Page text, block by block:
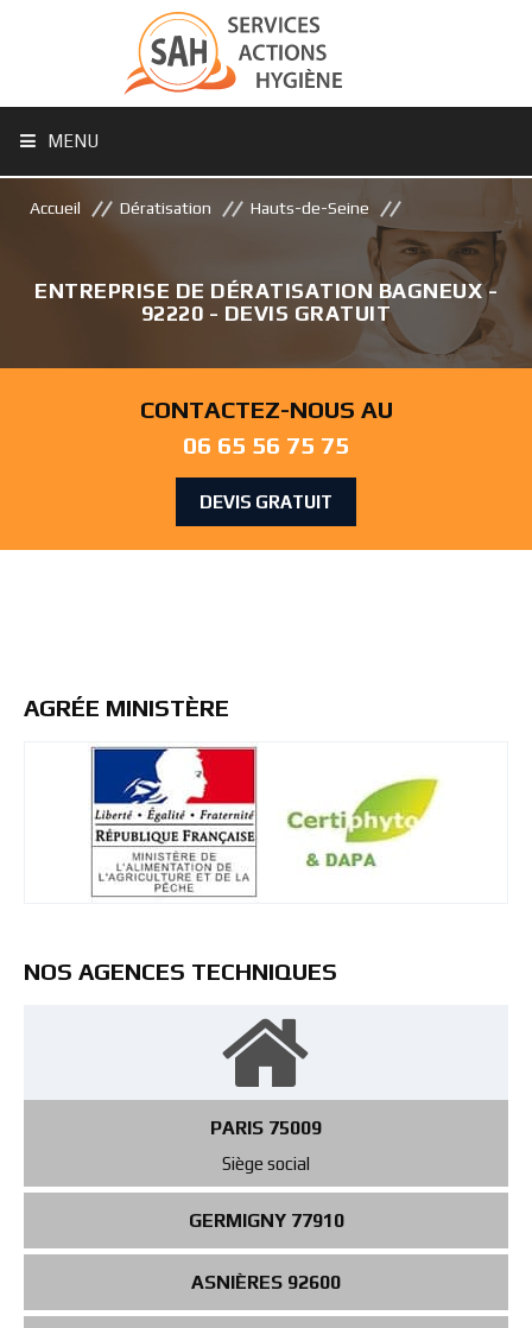
MENU
Accueil Dératisation Hauts-de-Seine
ENTREPRISE DE DÉRATISATION BAGNEUX -
92220 - DEVIS GRATUIT
CONTACTEZ-NOUS AU
06 65 56 75 75
DEVIS GRATUIT
AGRÉE MINISTÈRE
NOS AGENCES TECHNIQUES
PARIS 75009
Siège social
GERMIGNY 77910
ASNIÈRES 92600